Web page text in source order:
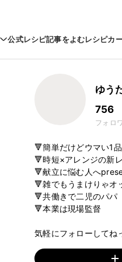
公式レシピ記事をよむレシピカ
ゆう
756
フォロ
🔻簡単だけどウマい1品
🔻時短×アレンジの新
🔻献立に悩む人へ
🔻雑でもうまけりゃオ
🔻共働きで二児のパパ
🔻本業は現場監督
気軽にフォローしてね